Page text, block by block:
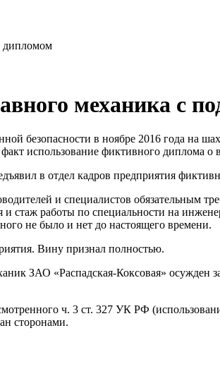
дипломом
механика с
безопасности в ноябре 2016 года на
использование фиктивного диплома
в отдел кадров предприятия
и специалистов обязательным
и стаж работы по специальности на
не было и нет до настоящего времени.
Вину признал полностью.
ЗАО «Распадская-Коксовая»
ч. 3 ст. 327 УК РФ
сторонами.